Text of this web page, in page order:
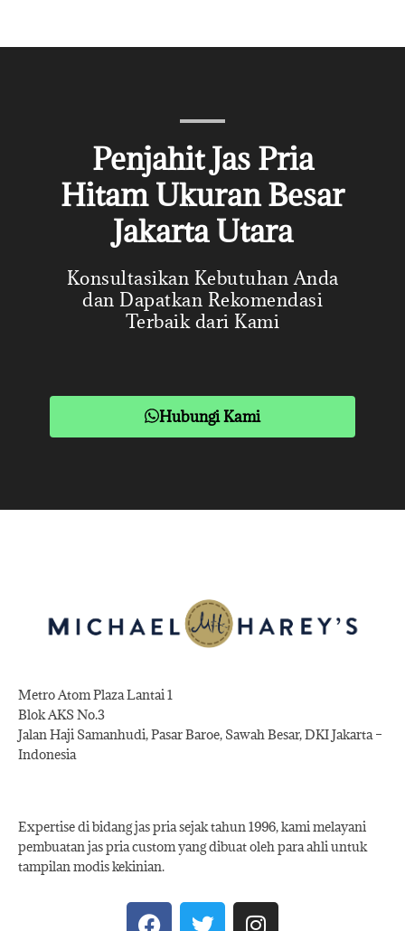
Penjahit Jas Pria
Hitam Ukuran Besar
Jakarta Utara
Konsultasikan Kebutuhan Anda
dan Dapatkan Rekomendasi
Terbaik dari Kami
Hubungi Kami
Metro Atom Plaza Lantai 1
Blok AKS No.3
Jalan Haji Samanhudi, Pasar Baroe, Sawah Besar, DKI Jakarta –
Indonesia
Expertise di bidang jas pria sejak tahun 1996, kami melayani
pembuatan jas pria custom yang dibuat oleh para ahli untuk
tampilan modis kekinian.